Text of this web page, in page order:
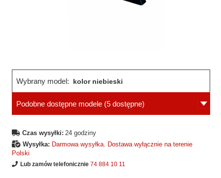
Wybrany model: kolor niebieski
Podobne dostępne modele (5 dostępne)
Czas wysyłki: 24 godziny
Wysyłka: Darmowa wysyłka. Dostawa wyłącznie na terenie
Polski
Lub zamów telefonicznie 74 884 10 11